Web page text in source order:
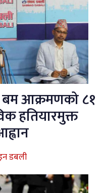
बम आक्रमणको ८१
हतियारमुक्त
डबली